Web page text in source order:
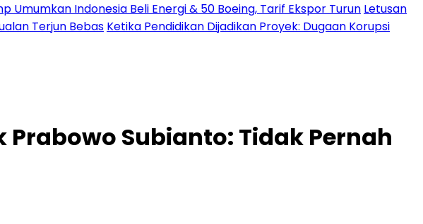
Umumkan Indonesia Beli Energi & 50 Boeing, Tarif Ekspor Turun Letusan
Terjun Bebas Ketika Pendidikan Dijadikan Proyek: Dugaan Korupsi
Subianto: Tidak Pernah